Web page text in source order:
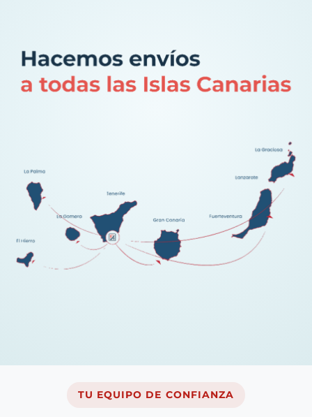
TU EQUIPO DE CONFIANZA